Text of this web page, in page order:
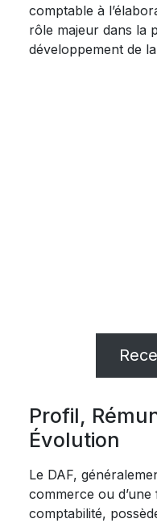
comptable à
rôle majeur dans la
développement de
Profil,
Évolution
Le DAF,
commerce ou
comptabilité,